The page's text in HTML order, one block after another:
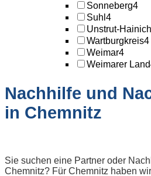
Sonneberg4
Suhl 4
Unstrut-
Wartburgkreis4
Weimar4
Weimarer Land
Nachhilfe und
in Chemnitz
Sie suchen eine Partner oder
Chemnitz? Für Chemnitz haben